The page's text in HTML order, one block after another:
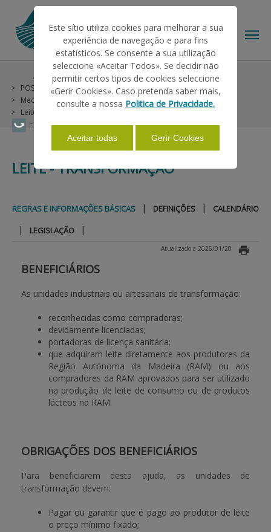
Faça Swipe para ver o menu
O IFAP
AJUDAS/APOIOS
INFORMAÇÕES
ESTATÍSTICAS
APOIO AO BENEFICIÁRIO
Entrar / Registar
Ajudas/Apoios
Outras Ajudas
POSEI Madeira (não incluídas no PU)
Medida 2 - Fileiras Agropecuárias (Animais)
Leite - Transformação
LEITE - TRANSFORMAÇÃO
REGRAS E INFORMAÇÕES BÁSICAS | DEFINIÇÕES | CALENDÁRIO
| LEGISLAÇÃO |
Atualizado a 2025/01/20
BENEFICIÁRIOS
As unidades industriais ou artesanais de transformação:
reconhecidas como compradoras;
devidamente licenciadas;
portadoras de licença sanitária;
que adquiram leite diretamente aos produtores da
Região Autónoma da Madeira (RAM) ou aos
compradores da RAM aprovados para ser utilizado
na produção de leite de consumo ou de produtos
lácteos na RAM.
OBRIGAÇÕES DOS BENEFICIÁRIOS
Para beneficiarem desta ajuda, as unidades de
transformação devem:
Pagar ou garantir que é pago ao produtor de leite
o preço mínimo fixado;
Este sítio utiliza cookies para melhorar a sua
experiência de navegação e para fins
estatísticos. Se consente a sua utilização
seleccione «Aceitar Todos». Se decidir não
permitir certos tipos de cookies seleccione
«Gerir Cookies». Caso pretenda saber mais,
consulte a nossa Politica de Privacidade.
Aceitar todas Gerir Cookies